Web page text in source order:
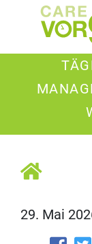
29. Mai